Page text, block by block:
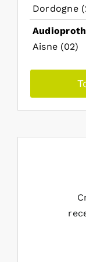
Dordogne
Aisne (02)